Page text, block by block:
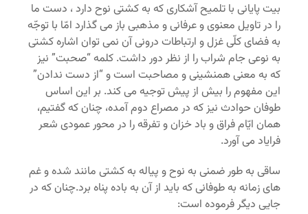
بیت پایانی با تلمیح آشکاری که به کشتی نوح دارد ، دست ما
را در تاویل معنوی و عرفانی و مذهبی باز می گذارد امّا با توجّه
به فضای کلّی غزل و ارتباطات درونی آن نمی توان اشاره کشتی
به نوعی جام شراب را از نظر دور داشت. کلمه “صحبت” نیز
که به معنی همنشینی و مصاحبت است و “از دست ندادن”
این مفهوم را بیش از پیش توجیه می کند. بر این اساس
طوفان حوادث نیز که در مصراع دوم آمده، چنان که گفتیم،
همان ایّام فراق و باد خزان و تفرقه را در محور عمودی شعر
فرایاد می آورد.
ساقی به طور ضمنی به نوح و پیاله به کشتی مانند شده و غم
های زمانه به طوفانی که باید از آن به باده پناه برد.چنان که در
جایی دیگر فرموده است: